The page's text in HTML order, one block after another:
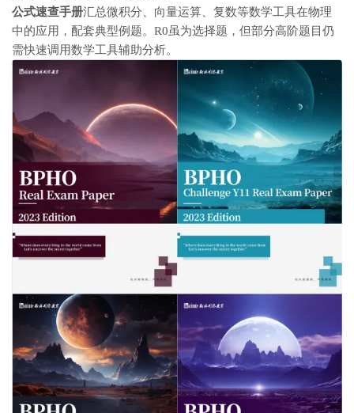
公式速查手册汇总微积分、向量运算、复数等数学工具在物理
中的应用，配套典型例题。R0虽为选择题，但部分高阶题目仍
需快速调用数学工具辅助分析。